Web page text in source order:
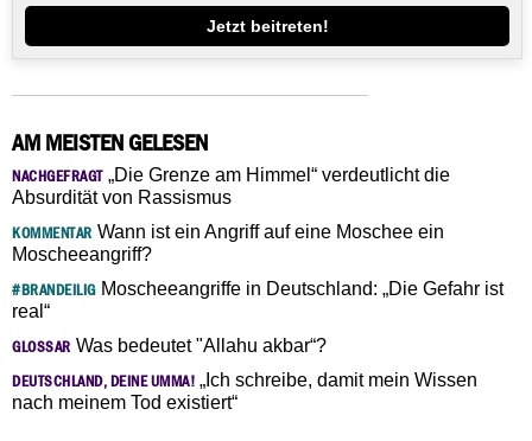
Jetzt beitreten!
AM MEISTEN GELESEN
NACHGEFRAGT„Die Grenze am Himmel“ verdeutlicht die
Absurdität von Rassismus
KOMMENTAR Wann ist ein Angriff auf eine Moschee ein
Moscheeangriff?
#BRANDEILIGMoscheeangriffe in Deutschland: „Die Gefahr ist
real“
GLOSSAR Was bedeutet "Allahu akbar“?
DEUTSCHLAND, DEINE UMMA! „Ich schreibe, damit mein Wissen
nach meinem Tod existiert“